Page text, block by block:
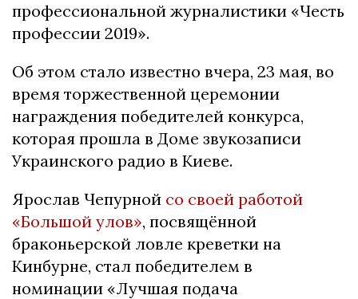
профессиональной журналистики «Честь
профессии 2019».
Об этом стало известно вчера, 23 мая, во
время торжественной церемонии
награждения победителей конкурса,
которая прошла в Доме звукозаписи
Украинского радио в Киеве.
Ярослав Чепурной со своей работой
«Большой улов», посвящённой
браконьерской ловле креветки на
Кинбурне, стал победителем в
номинации «Лучшая подача